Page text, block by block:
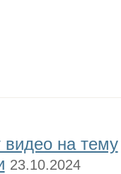
на тему
23.10.2024